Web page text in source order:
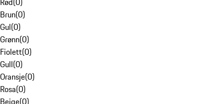
Brun(0)
Gul(0)
Grønn(0)
Fiolett(0)
Gull(0)
Oransje(0)
Rosa(0)
Beige(0)